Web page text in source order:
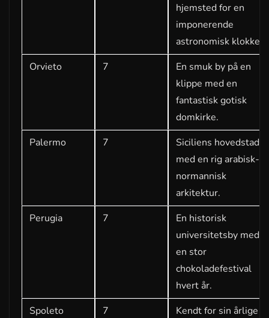
hjemsted for en
imponerende
astronomisk klokke.
Orvieto
7
En smuk by på en
klippe med en
fantastisk gotisk
domkirke.
Palermo
7
Siciliens hovedstad
med en rig arabisk-
normannisk
arkitektur.
Perugia
7
En historisk
universitetsby med
en stor
chokoladefestival
hvert år.
Spoleto
7
Kendt for sin årlige